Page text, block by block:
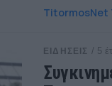
TitormosNet
ΕΙΔΗΣΕΙΣ / 5